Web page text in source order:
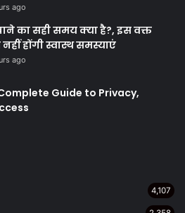
ago
का सही समय क्‍या है?, इस वक्त
होंगी स्वास्थ समस्याएं
ago
Guide to Privacy,
4,107